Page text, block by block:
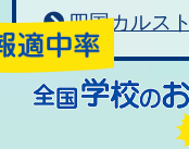
四国カルスト